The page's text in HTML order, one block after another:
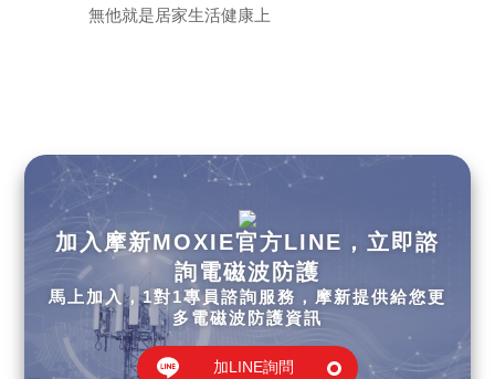
無他就是居家生活健康上
加入摩新MOXIE官方LINE，立即諮
詢電磁波防護
馬上加入，1對1專員諮詢服務，摩新提供給您更
多電磁波防護資訊
加LINE詢問